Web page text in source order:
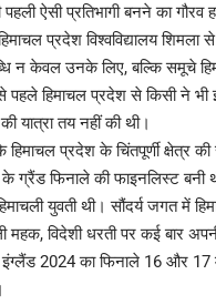
ऐसी प्रतिभागी बनने का गौरव
प्रदेश विश्वविद्यालय शिमला
न केवल उनके लिए, बल्कि समूचे
पहले हिमाचल प्रदेश से किसी ने भी
यात्रा तय नहीं की थी।
हिमाचल प्रदेश के चिंतपूर्णी क्षेत्र
ग्रैंड फिनाले की फाइनलिस्ट बनी
युवती थी। सौंदर्य जगत में
महक, विदेशी धरती पर कई बार
2024 का फिनाले 16 और